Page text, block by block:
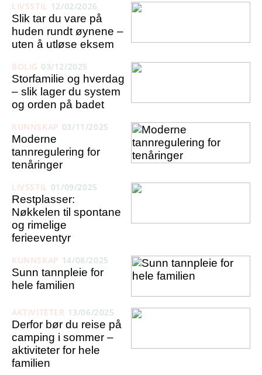
LIVSSTIL 12/02/2026
Slik tar du vare på
huden rundt øynene –
uten å utløse eksem
BOLIG 03/12/2025
Storfamilie og hverdag
– slik lager du system
og orden på badet
KUNNSKAP 03/11/2025
Moderne
tannregulering for
tenåringer
LIVSSTIL 01/09/2025
Restplasser:
Nøkkelen til spontane
og rimelige
ferieeventyr
KUNNSKAP 14/08/2025
Sunn tannpleie for
hele familien
AKTIVITETER 13/06/2025
Derfor bør du reise på
camping i sommer –
aktiviteter for hele
familien